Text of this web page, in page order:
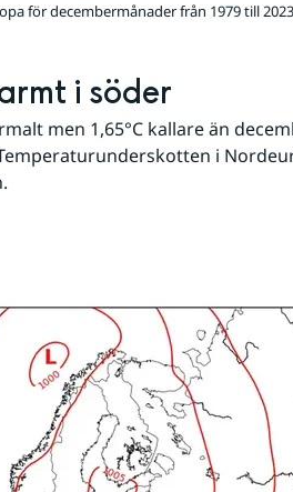
för decembermånader från 1979 till
i söder
men 1,65°C kallare än
i